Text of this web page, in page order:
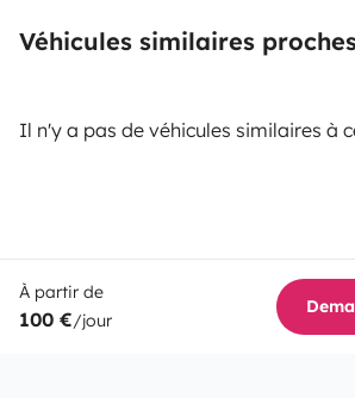
Véhicules similaires
Il n'y a pas de véhicules similaires à
À partir de
100 €/jour